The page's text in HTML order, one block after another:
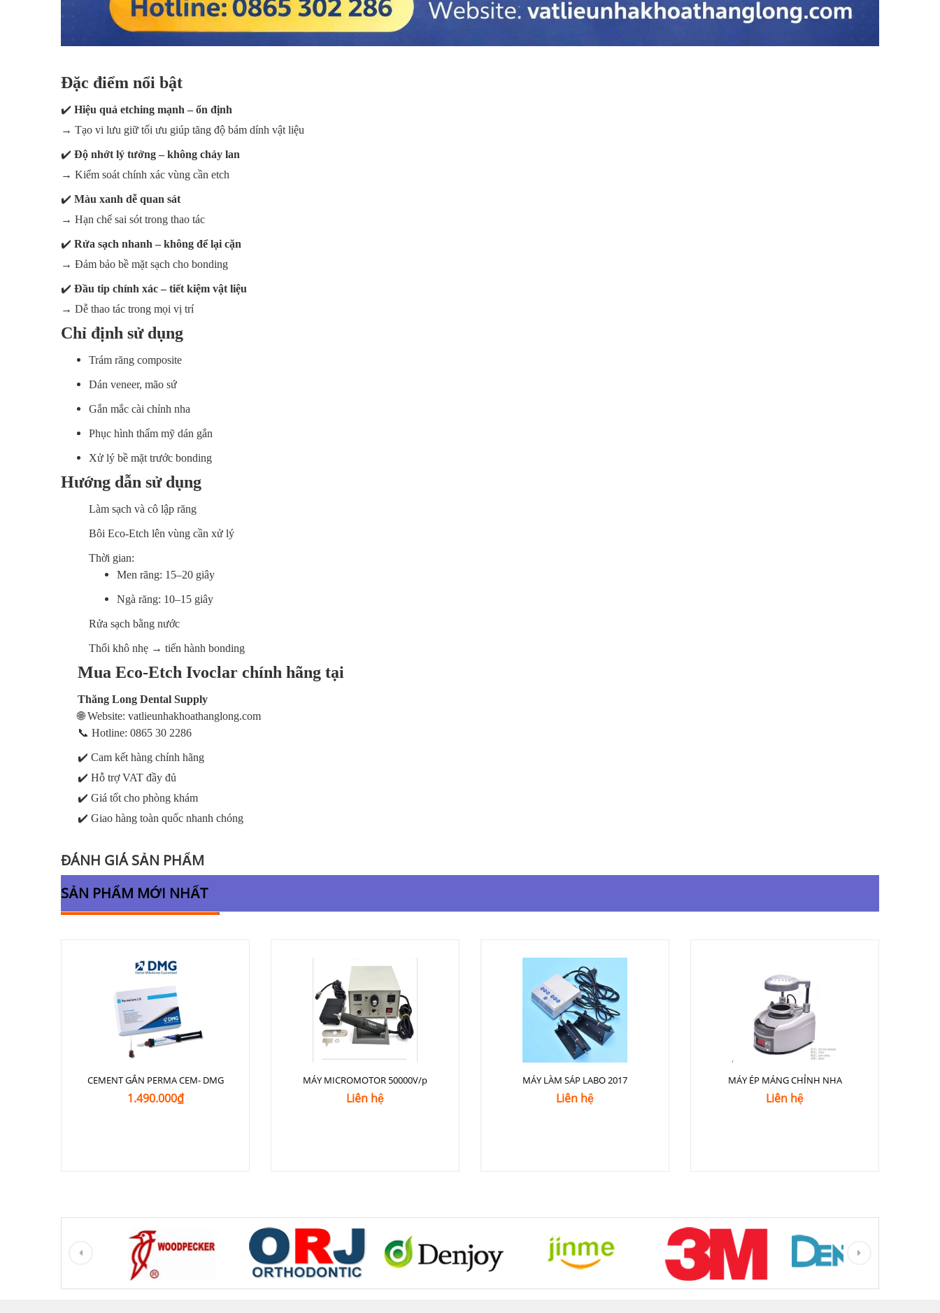
Đặc điểm nổi bật
✔️ Hiệu quả etching mạnh – ổn định
→ Tạo vi lưu giữ tối ưu giúp tăng độ bám dính vật liệu
✔️ Độ nhớt lý tưởng – không chảy lan
→ Kiểm soát chính xác vùng cần etch
✔️ Màu xanh dễ quan sát
→ Hạn chế sai sót trong thao tác
✔️ Rửa sạch nhanh – không để lại cặn
→ Đảm bảo bề mặt sạch cho bonding
✔️ Đầu tip chính xác – tiết kiệm vật liệu
→ Dễ thao tác trong mọi vị trí
Chỉ định sử dụng
Trám răng composite
Dán veneer, mão sứ
Gắn mắc cài chỉnh nha
Phục hình thẩm mỹ dán gắn
Xử lý bề mặt trước bonding
Hướng dẫn sử dụng
Làm sạch và cô lập răng
Bôi Eco-Etch lên vùng cần xử lý
Thời gian:
Men răng: 15–20 giây
Ngà răng: 10–15 giây
Rửa sạch bằng nước
Thổi khô nhẹ → tiến hành bonding
Mua Eco-Etch Ivoclar chính hãng tại
Thăng Long Dental Supply
🌐Website: vatlieunhakhoathanglong.com
📞 Hotline: 0865 30 2286
✔️ Cam kết hàng chính hãng
✔️ Hỗ trợ VAT đầy đủ
✔️ Giá tốt cho phòng khám
✔️ Giao hàng toàn quốc nhanh chóng
ĐÁNH GIÁ SẢN PHẨM
SẢN PHẨM MỚI NHẤT
CEMENT GẮN PERMA CEM- DMG
1.490.000₫
MÁY MICROMOTOR 50000V/p
Liên hệ
MÁY LÀM SÁP LABO 2017
Liên hệ
MÁY ÉP MÁNG CHỈNH NHA
Liên hệ